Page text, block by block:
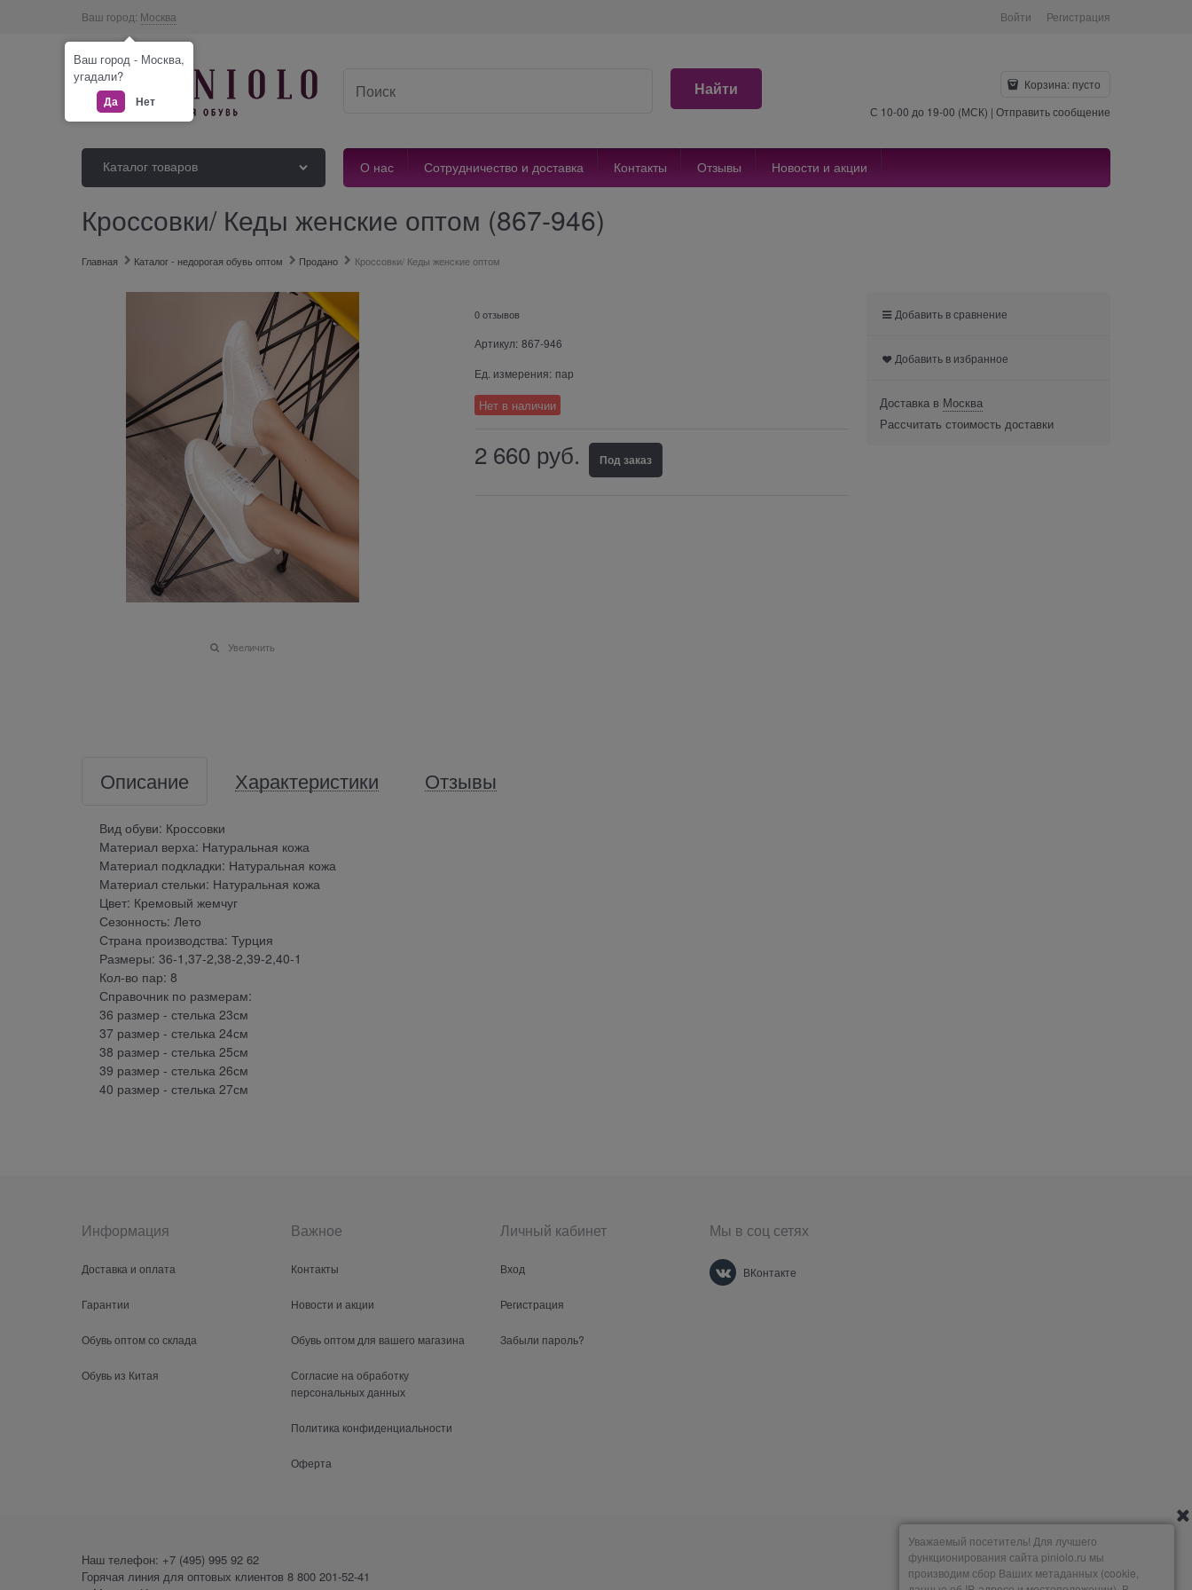
Ваш город: Москва Войти Регистрация
Найти Корзина: пусто
С 10-00 до 19-00 (МСК) | Отправить сообщение
Каталог товаров О нас Сотрудничество и доставка Контакты Отзывы Новости и акции
Кроссовки/ Кеды женские оптом (867-946)
Главная Каталог - недорогая обувь оптом Продано Кроссовки/ Кеды женские оптом
Увеличить
0 отзывов
Артикул: 867-946
Ед. измерения: пар
Нет в наличии
2 660 руб. Под заказ
Описание Характеристики Отзывы
Вид обуви: Кроссовки
Материал верха: Натуральная кожа
Материал подкладки: Натуральная кожа
Материал стельки: Натуральная кожа
Цвет: Кремовый жемчуг
Сезонность: Лето
Страна производства: Турция
Размеры: 36-1,37-2,38-2,39-2,40-1
Кол-во пар: 8
Справочник по размерам:
36 размер - стелька 23см
37 размер - стелька 24см
38 размер - стелька 25см
39 размер - стелька 26см
40 размер - стелька 27см
Добавить в сравнение
Добавить в избранное
Доставка в Москва
Рассчитать стоимость доставки
Информация
Доставка и оплата
Гарантии
Обувь оптом со склада
Обувь из Китая
Важное
Контакты
Новости и акции
Обувь оптом для вашего магазина
Согласие на обработку
персональных данных
Политика конфиденциальности
Оферта
Личный кабинет
Вход
Регистрация
Забыли пароль?
Мы в соц сетях
ВКонтакте
Наш телефон: +7 (495) 995 92 62
Горячая линия для оптовых клиентов 8 800 201-52-41
Ваш город - Москва,
угадали?
Да Нет
Уважаемый посетитель! Для лучшего
функционирования сайта piniolo.ru мы
производим сбор Ваших метаданных (cookie,